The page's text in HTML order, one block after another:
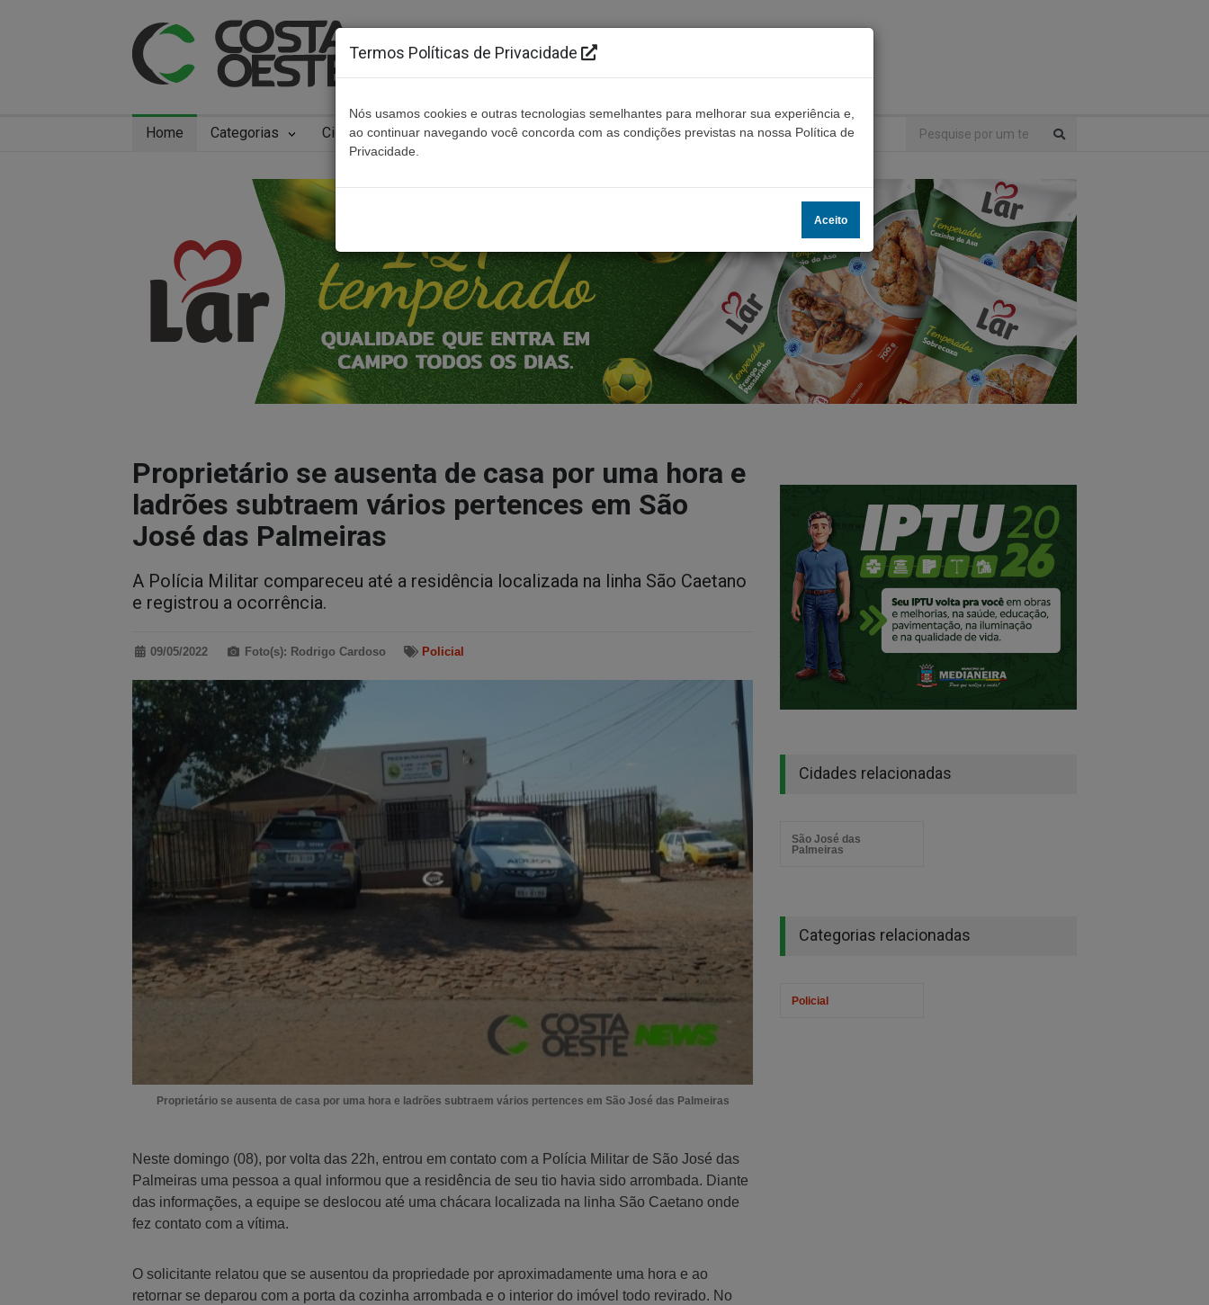
Home Categorias Cidades Ouça ao vivo Contato Não encontrou algo?
Proprietário se ausenta de casa por uma hora e
ladrões subtraem vários pertences em São
José das Palmeiras
A Polícia Militar compareceu até a residência localizada na linha São Caetano
e registrou a ocorrência.
09/05/2022 Foto(s): Rodrigo Cardoso Policial
Proprietário se ausenta de casa por uma hora e ladrões subtraem vários pertences em São José das Palmeiras
Neste domingo (08), por volta das 22h, entrou em contato com a Polícia Militar de São José das
Palmeiras uma pessoa a qual informou que a residência de seu tio havia sido arrombada. Diante
das informações, a equipe se deslocou até uma chácara localizada na linha São Caetano onde
fez contato com a vítima.
O solicitante relatou que se ausentou da propriedade por aproximadamente uma hora e ao
retornar se deparou com a porta da cozinha arrombada e o interior do imóvel todo revirado. No
Cidades relacionadas
São José das
Palmeiras
Categorias relacionadas
Policial
Termos Políticas de Privacidade
Nós usamos cookies e outras tecnologias semelhantes para melhorar sua experiência e,
ao continuar navegando você concorda com as condições previstas na nossa Política de
Privacidade.
Aceito